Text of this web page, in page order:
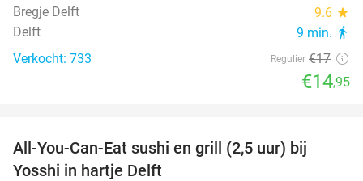
Bregje Delft
9.6 star
Delft 9 min. directions_walk
Verkocht: 733 Regulier €17
€14,95
All-You-Can-Eat sushi en grill (2,5 uur) bij
Yosshi in hartje Delft